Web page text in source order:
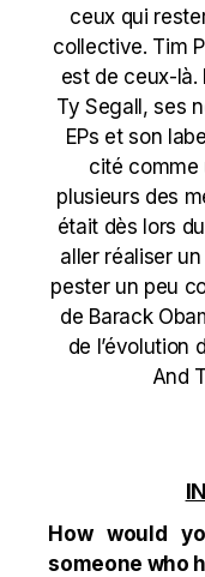
ceux qui
collective. Tim
est de ceux-là.
Ty Segall, ses
EPs et son
cité comme
plusieurs des
était dès lors
aller réaliser
pester un peu
de Barack
de l’évolution
And
How would
someone who